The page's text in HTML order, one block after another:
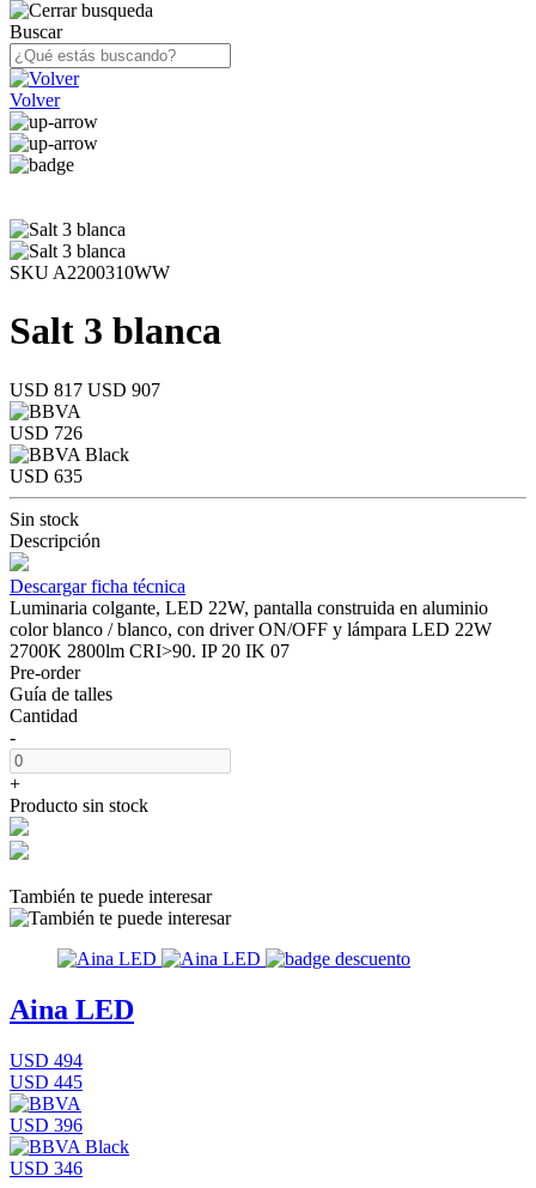
Buscar
Volver
SKU A2200310WW
Salt 3 blanca
USD 817 USD 907
USD 726
USD 635
Sin stock
Descripción
Descargar ficha técnica
Luminaria colgante, LED 22W, pantalla construida en aluminio
color blanco / blanco, con driver ON/OFF y lámpara LED 22W
2700K 2800lm CRI>90. IP 20 IK 07
Pre-order
Guía de talles
Cantidad
-
+
Producto sin stock
También te puede interesar
Aina LED
USD 494
USD 445
USD 396
USD 346